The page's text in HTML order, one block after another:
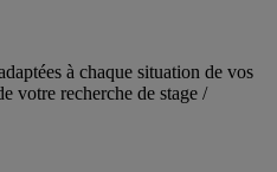
à chaque situation de vos
votre recherche de stage /